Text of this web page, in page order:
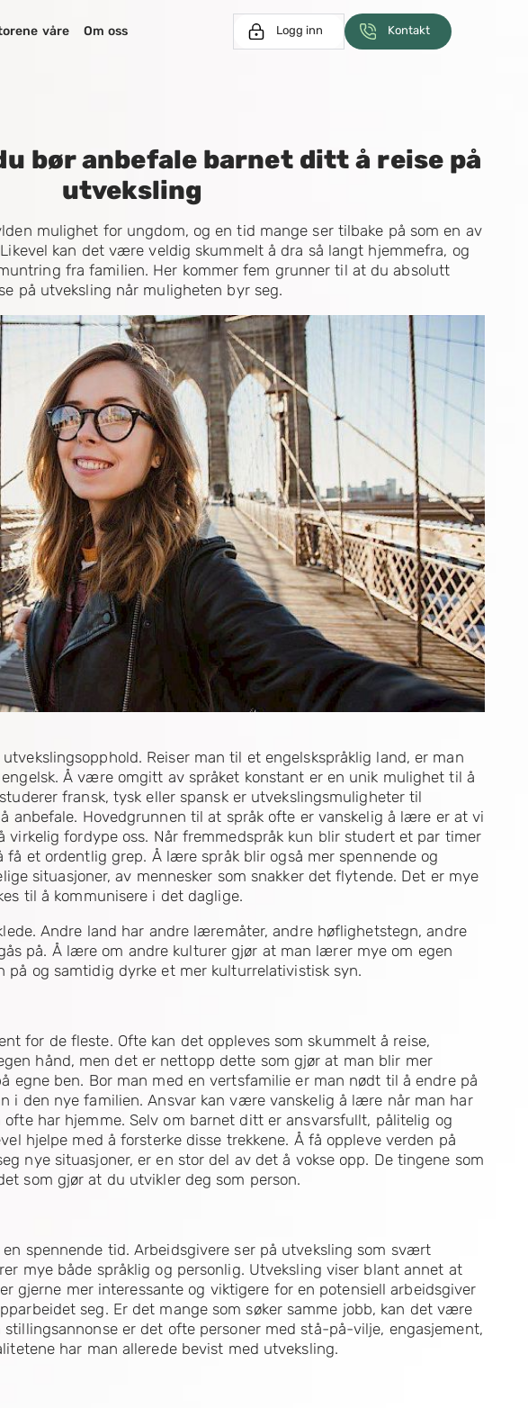
våre Om oss Logg inn Kontakt
bør anbefale barnet ditt å reise på
utveksling
mulighet for ungdom, og en tid mange ser tilbake på som en av
kan det være veldig skummelt å dra så langt hjemmefra, og
fra familien. Her kommer fem grunner til at du absolutt
på utveksling når muligheten byr seg.
Reiser man til et engelskspråklig land, er man
Å være omgitt av språket konstant er en unik mulighet til å
fransk, tysk eller spansk er utvekslingsmuligheter til
å anbefale. Hovedgrunnen til at språk ofte er vanskelig å lære er at vi
virkelig fordype oss. Når fremmedspråk kun blir studert et par timer
et ordentlig grep. Å lære språk blir også mer spennende og
situasjoner, av mennesker som snakker det flytende. Det er mye
til å kommunisere i det daglige.
Andre land har andre læremåter, andre høflighetstegn, andre
på. Å lære om andre kulturer gjør at man lærer mye om egen
på og samtidig dyrke et mer kulturrelativistisk syn.
for de fleste. Ofte kan det oppleves som skummelt å reise,
hånd, men det er nettopp dette som gjør at man blir mer
egne ben. Bor man med en vertsfamilie er man nødt til å endre på
i den nye familien. Ansvar kan være vanskelig å lære når man har
har hjemme. Selv om barnet ditt er ansvarsfullt, pålitelig og
hjelpe med å forsterke disse trekkene. Å få oppleve verden på
nye situasjoner, er en stor del av det å vokse opp. De tingene som
som gjør at du utvikler deg som person.
spennende tid. Arbeidsgivere ser på utveksling som svært
mye både språklig og personlig. Utveksling viser blant annet at
gjerne mer interessante og viktigere for en potensiell arbeidsgiver
seg. Er det mange som søker samme jobb, kan det være
stillingsannonse er det ofte personer med stå-på-vilje, engasjement,
har man allerede bevist med utveksling.